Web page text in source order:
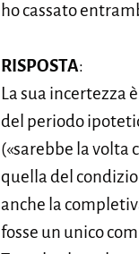
ho cassato
RISPOSTA:
La sua incertezza
del periodo
(«sarebbe la volta
quella del
anche la
fosse un unico